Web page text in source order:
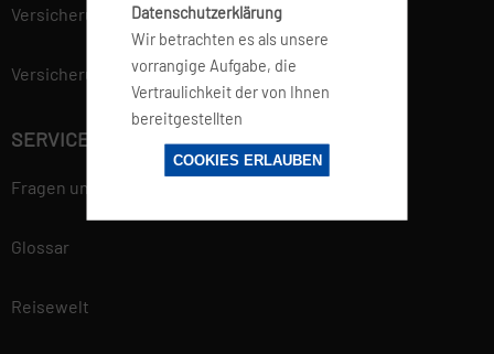
Datenschutzerklärung
Wir betrachten es als unsere
vorrangige Aufgabe, die
Vertraulichkeit der von Ihnen
bereitgestellten
personenbezogenen Daten zu
wahren und diese vor
schützen. Deshalb wenden wir
COOKIES ERLAUBEN
Versicherung
Versicherungsvertrag widerrufen
SERVICE
Fragen und Antworten
Glossar
Reisewelt